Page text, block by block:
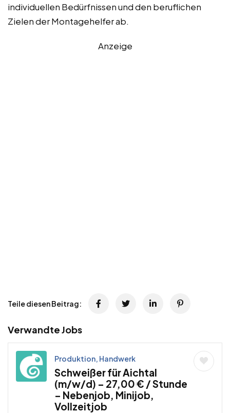
individuellen Bedürfnissen und den beruflichen
Zielen der Montagehelfer ab.
Anzeige
Teile diesen Beitrag:
Verwandte Jobs
Produktion, Handwerk
Schweißer für Aichtal
(m/w/d) – 27,00 € / Stunde
– Nebenjob, Minijob,
Vollzeitjob